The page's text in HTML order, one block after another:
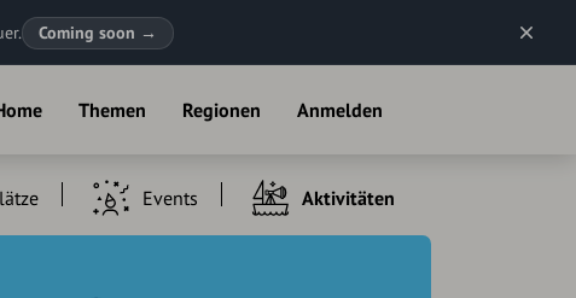
Coming soon →
Themen Regionen Anmelden
Events Aktivitäten